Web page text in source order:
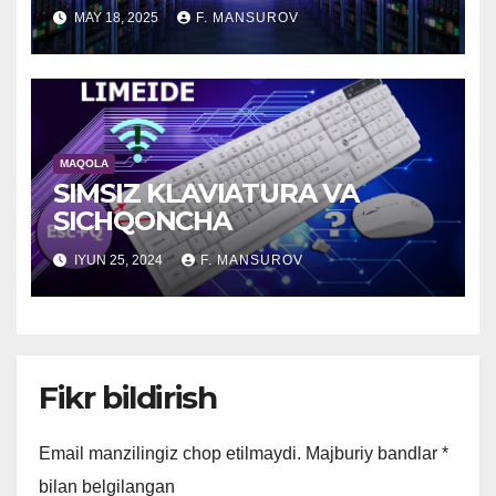
MAY 18, 2025 F. MANSUROV
MAQOLA
SIMSIZ KLAVIATURA VA
SICHQONCHA
IYUN 25, 2024 F. MANSUROV
Fikr bildirish
Email manzilingiz chop etilmaydi. Majburiy bandlar *
bilan belgilangan